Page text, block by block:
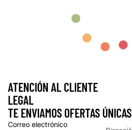
ATENCIÓN AL CLIENTE
LEGAL
TE ENVIAMOS OFERTAS ÚNICAS
Correo electrónico